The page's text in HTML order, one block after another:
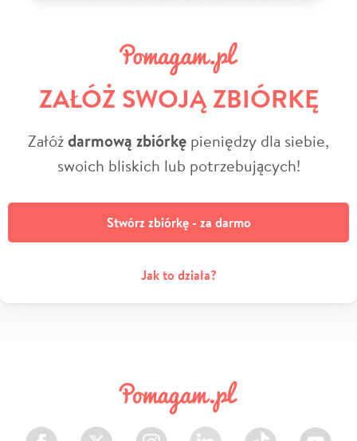
ZAŁÓŻ SWOJĄ ZBIÓRKĘ
Załóżdarmową zbiórkę pieniędzy dla siebie,
swoich bliskich lub potrzebujących!
Stwórz zbiórkę - za darmo
Jak to działa?
Facebook Twitter Instagram LinkedIn TikTok Youtube